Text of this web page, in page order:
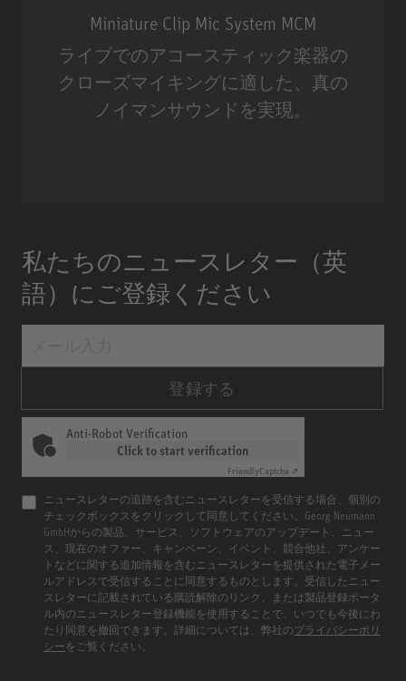
Miniature Clip Mic System MCM
ライブでのアコースティック楽器の
クローズマイキングに適した、真の
ノイマンサウンドを実現。
私たちのニュースレター（英
語）にご登録ください
登録する
Anti-Robot Verification
Click to start verification
FriendlyCaptcha ⇗
ニュースレターの追跡を含むニュースレターを受信する場合、個別の
チェックボックスをクリックして同意してください。Georg Neumann
GmbHからの製品、サービス、ソフトウェアのアップデート、ニュー
ス、現在のオファー、キャンペーン、イベント、競合他社、アンケー
トなどに関する追加情報を含むニュースレターを提供された電子メー
ルアドレスで受信することに同意するものとします。受信したニュー
スレターに記載されている購読解除のリンク、または製品登録ポータ
ル内のニュースレター登録機能を使用することで、いつでも今後にわ
たり同意を撤回できます。詳細については、弊社のプライバシーポリ
シー をご覧ください。